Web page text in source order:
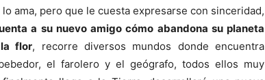
ama, pero que le cuesta expresarse con sinceridad,
a su nuevo amigo cómo abandona su planeta
flor, recorre diversos mundos donde encuentra
el farolero y el geógrafo, todos ellos muy